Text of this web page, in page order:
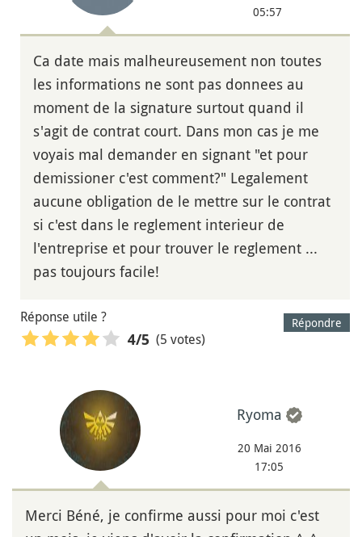
05:57
Ca date mais malheureusement non toutes
les informations ne sont pas donnees au
moment de la signature surtout quand il
s'agit de contrat court. Dans mon cas je me
voyais mal demander en signant "et pour
demissioner c'est comment?" Legalement
aucune obligation de le mettre sur le contrat
si c'est dans le reglement interieur de
l'entreprise et pour trouver le reglement ...
pas toujours facile!
Répondre
Réponse utile ?
4/5 (5 votes)
Ryoma
20 Mai 2016
17:05
Merci Béné, je confirme aussi pour moi c'est